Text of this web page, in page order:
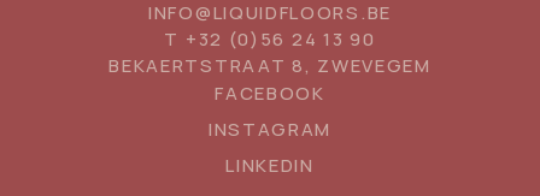
INFO@LIQUIDFLOORS.BE
T +32 (0)56 24 13 90
BEKAERTSTRAAT 8, ZWEVEGEM
FACEBOOK
INSTAGRAM
LINKEDIN